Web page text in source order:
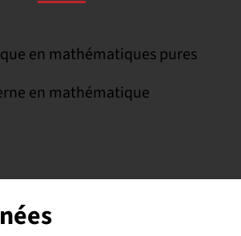
en mathématiques pures
en mathématique